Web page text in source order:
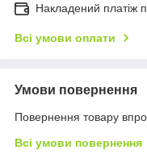
Накладений платіж
Всі умови оплати
Умови повернення
Повернення товару
Всі умови повернення